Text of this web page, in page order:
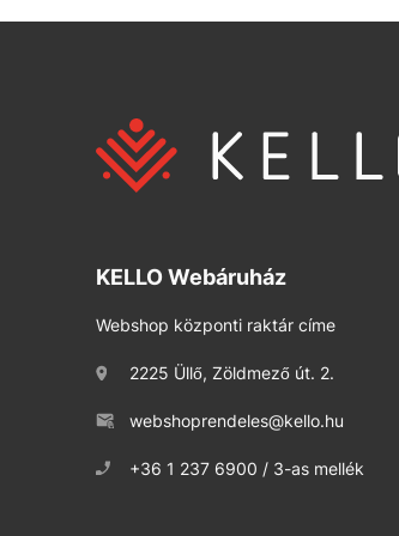
KELLO Webáruház
Webshop központi raktár címe
2225 Üllő, Zöldmező út. 2.
webshoprendeles@kello.hu
+36 1 237 6900 / 3-as mellék